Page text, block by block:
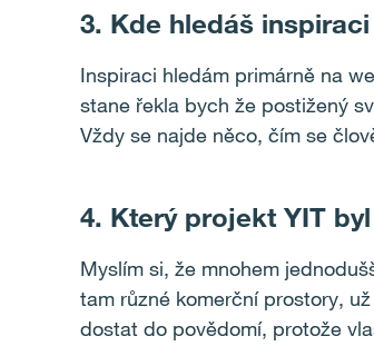
3. Kde hledáš
Inspiraci hledám primárně na
stane řekla bych že postižený
Vždy se najde něco, čím se
4. Který projekt YIT
Myslím si, že mnohem
tam různé komerční prostory,
dostat do povědomí, protože